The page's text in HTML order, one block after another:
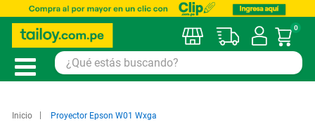
Mi
0
Inicio Proyector Epson W01 Wxga